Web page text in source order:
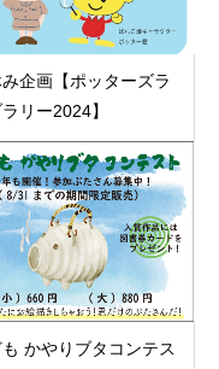
企画【ポッターズラ
リー2024】
も かやりブタコンテス